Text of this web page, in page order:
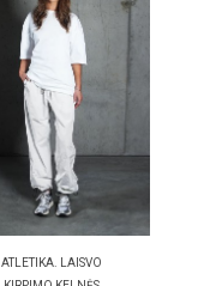
ATLETIKA. LAISVO